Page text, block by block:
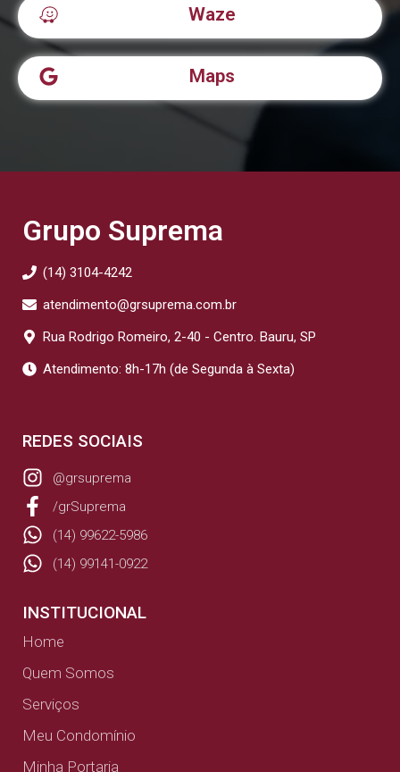
Waze
Maps
Grupo Suprema
(14) 3104-4242
atendimento@grsuprema.com.br
Rua Rodrigo Romeiro, 2-40 - Centro. Bauru, SP
Atendimento: 8h-17h (de Segunda à Sexta)
REDES SOCIAIS
@grsuprema
/grSuprema
(14) 99622-5986
(14) 99141-0922
INSTITUCIONAL
Home
Quem Somos
Serviços
Meu Condomínio
Minha Portaria